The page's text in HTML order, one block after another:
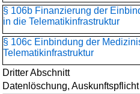
§ 106b Finanzierung der
in die Telematikinfrastruktur
§ 106c Einbindung der
Telematikinfrastruktur
Dritter Abschnitt
Datenlöschung, Auskunftspflicht